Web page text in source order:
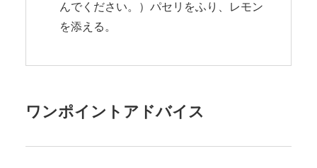
んでください。）パセリをふり、レモン
を添える。
ワンポイントアドバイス